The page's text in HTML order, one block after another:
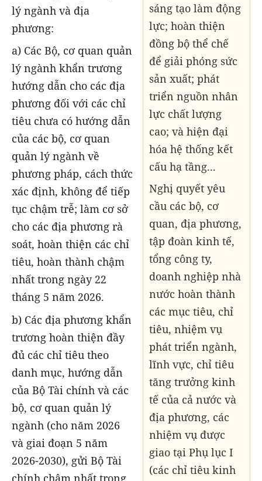
sáng tạo làm động
lực; hoàn thiện
đồng bộ thể chế
để giải phóng sức
sản xuất; phát
triển nguồn nhân
lực chất lượng
cao; và hiện đại
hóa hệ thống kết
cấu hạ tầng...
Nghị quyết yêu
cầu cácbộ, cơ
quan, địa phương,
tập đoàn kinh tế,
tổng công ty,
doanh nghiệp nhà
nước hoàn thành
các mục tiêu, chỉ
tiêu, nhiệm vụ
phát triển ngành,
lĩnh vực, chỉ tiêu
tăng trưởng kinh
tế của cả nước và
địa phương, các
nhiệm vụ được
giao tại Phụ lục I
(các chỉ tiêu kinh
lý ngành và địa
phương:
a) Các Bộ, cơ quan quản
lý ngành khẩn trương
hướng dẫn cho các địa
phương đối với các chỉ
tiêu chưa có hướng dẫn
của các bộ, cơ quan
quản lý ngành về
phương pháp, cách thức
xác định, không để tiếp
tục chậm trễ; làm cơ sở
cho các địa phương rà
soát, hoàn thiện các chỉ
tiêu, hoàn thành chậm
nhất trong ngày 22
tháng 5 năm 2026.
b) Các địa phương khẩn
trương hoàn thiện đầy
đủ các chỉ tiêu theo
danh mục, hướng dẫn
của Bộ Tài chính và các
bộ, cơ quan quản lý
ngành (cho năm 2026
và giai đoạn 5 năm
2026-2030), gửi Bộ Tài
chính chậm nhất trong